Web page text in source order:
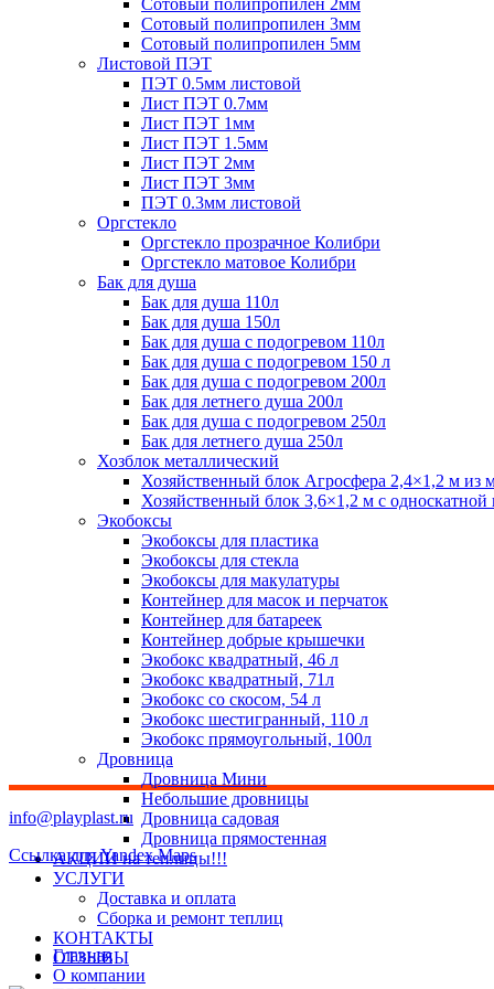
Сотовый полипропилен 2мм
Сотовый полипропилен 3мм
Сотовый полипропилен 5мм
Листовой ПЭТ
ПЭТ 0.5мм листовой
Лист ПЭТ 0.7мм
Лист ПЭТ 1мм
Лист ПЭТ 1.5мм
Лист ПЭТ 2мм
Лист ПЭТ 3мм
ПЭТ 0.3мм листовой
Оргстекло
Оргстекло прозрачное Колибри
Оргстекло матовое Колибри
Бак для душа
Бак для душа 110л
Бак для душа 150л
Бак для душа с подогревом 110л
Бак для душа с подогревом 150 л
Бак для душа с подогревом 200л
Бак для летнего душа 200л
Бак для душа с подогревом 250л
Бак для летнего душа 250л
Хозблок металлический
Хозяйственный блок Агросфера 2,4×1,2 м из
Хозяйственный блок 3,6×1,2 м с
Экобоксы
Экобоксы для пластика
Экобоксы для стекла
Экобоксы для макулатуры
Контейнер для масок и перчаток
Контейнер для батареек
Контейнер добрые крышечки
Экобокс квадратный, 46 л
Экобокс квадратный, 71л
Экобокс со скосом, 54 л
Экобокс шестигранный, 110 л
Экобокс прямоугольный, 100л
Дровница
Дровница Мини
Небольшие дровницы
Дровница садовая
Дровница прямостенная
АКЦИИ на теплицы!!!
УСЛУГИ
Доставка и оплата
Сборка и ремонт теплиц
КОНТАКТЫ
ОТЗЫВЫ
info@playplast.ru
Ссылка для Yandex Maps
Главная
О компании